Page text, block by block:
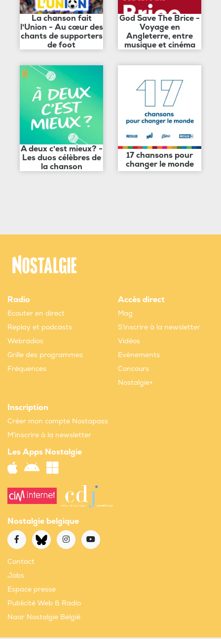
La chanson fait
l'Union - Au cœur des
chants de supporters
de foot
God Save The Brice -
Voyage en
Angleterre, entre
musique et cinéma
A deux c'est mieux? -
Les duos célèbres de
la chanson
17 chansons pour
changer le monde
Radio
Ecouter en direct
Replay et podcasts
Webradios
Grille des programmes
Fréquences
Accès direct
Mag
S'inscrire à la newsletter
Vidéos
Evènements
Concours
Nostalgie+
Inscription
Créer mon compte Nostapass
M'inscrire à la newsletter
Les Apps Nostalgie
Nostalgie belgique
Contact
Jobs
Espace presse
Publicité Web & Radio
Naar Nostalgie België